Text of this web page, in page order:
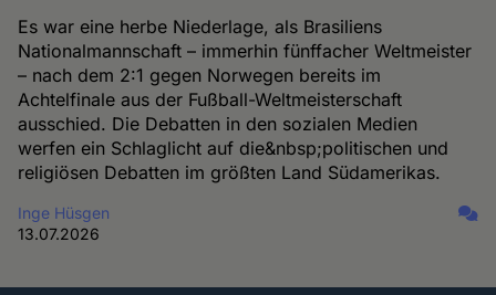
Es war eine herbe Niederlage, als Brasiliens
Nationalmannschaft – immerhin fünffacher Weltmeister
– nach dem 2:1 gegen Norwegen bereits im
Achtelfinale aus der Fußball-Weltmeisterschaft
ausschied. Die Debatten in den sozialen Medien
werfen ein Schlaglicht auf die&nbsp;politischen und
religiösen Debatten im größten Land Südamerikas.
Inge Hüsgen
13.07.2026